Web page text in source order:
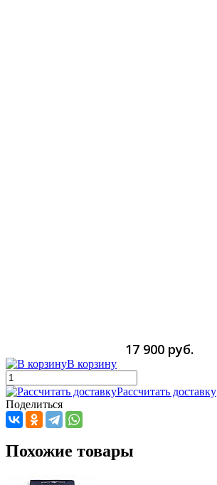
17 900 руб.
В корзину
Рассчитать доставку
Поделиться
Похожие товары